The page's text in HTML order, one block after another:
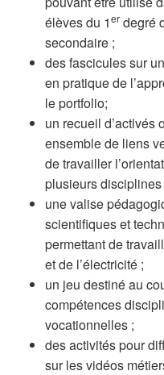
élèves du 1erdegré
secondaire ;
des fascicules sur
en pratique de
le portfolio;
un recueil d’activés
ensemble de liens
de travailler
plusieurs disciplines
une valise
scientifiques et
permettant de
et de l’électricité ;
un jeu destiné au
compétences
vocationnelles ;
des activités pour
sur les vidéos